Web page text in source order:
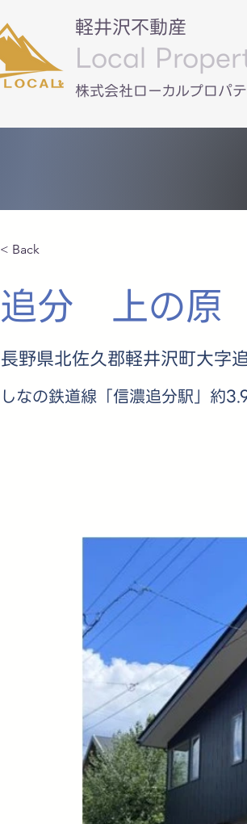
軽井沢不動産
Local
株式会社ローカルプロパ
< Back
追分 上の原
長野県北佐久郡軽井沢町大字
しなの鉄道線「信濃追分駅」約